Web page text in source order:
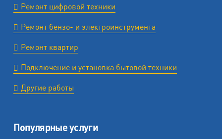
Ремонт цифровой техники
Ремонт бензо- и электроинструмента
Ремонт квартир
Подключение и установка бытовой техники
Другие работы
Популярные услуги